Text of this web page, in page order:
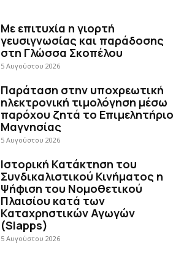
Με επιτυχία η γιορτή
γευσιγνωσίας και παράδοσης
στη Γλώσσα Σκοπέλου
5 Αυγούστου 2026
Παράταση στην υποχρεωτική
ηλεκτρονική τιμολόγηση μέσω
παρόχου ζητά το Επιμελητήριο
Μαγνησίας
5 Αυγούστου 2026
Ιστορική Κατάκτηση του
Συνδικαλιστικού Κινήματος η
Ψήφιση του Νομοθετικού
Πλαισίου κατά των
Καταχρηστικών Αγωγών
(Slapps)
5 Αυγούστου 2026